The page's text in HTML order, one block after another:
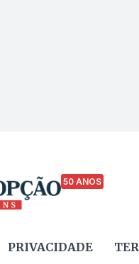
50 ANOS
PRIVACIDADE